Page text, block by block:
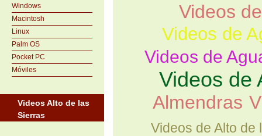
Windows
Macintosh
Linux
Palm OS
Pocket PC
Móviles
Videos Alto de las
Sierras
Videos
Videos de
Videos de
Videos de
Almendras
Videos de Alto de